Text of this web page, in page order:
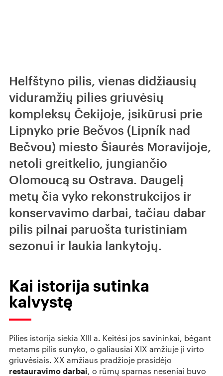
Helfštyno pilis, vienas didžiausių
viduramžių pilies griuvėsių
kompleksų Čekijoje, įsikūrusi prie
Lipnyko prie Bečvos (Lipník nad
Bečvou) miesto Šiaurės Moravijoje,
netoli greitkelio, jungiančio
Olomoucą su Ostrava. Daugelį
metų čia vyko rekonstrukcijos ir
konservavimo darbai, tačiau dabar
pilis pilnai paruošta turistiniam
sezonui ir laukia lankytojų.
Kai istorija sutinka
kalvystę
Pilies istorija siekia XIII a. Keitėsi jos savininkai, bėgant
metams pilis sunyko, o galiausiai XIX amžiuje ji virto
griuvėsiais. XX amžiaus pradžioje prasidėjo
restauravimo darbai, o rūmų sparnas neseniai buvo